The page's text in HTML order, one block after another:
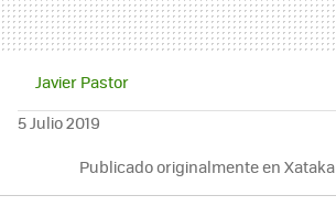
Javier Pastor
5 Julio 2019
Publicado originalmente en Xataka